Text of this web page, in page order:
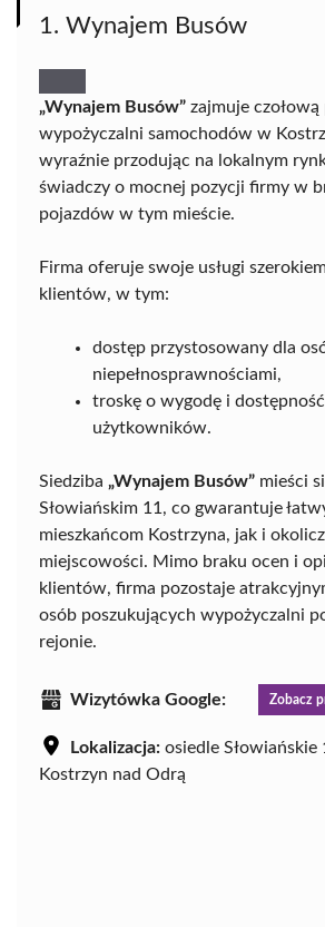
1. Wynajem Busów
„Wynajem Busów” zajmuje
wypożyczalni samochodów w
wyraźnie przodując na lokalnym
świadczy o mocnej pozycji firmy w
pojazdów w tym mieście.
Firma oferuje swoje usługi
klientów, w tym:
dostęp przystosowany dla
niepełnosprawnościami,
troskę o wygodę i
użytkowników.
Siedziba „Wynajem Busów” mieści
Słowiańskim 11, co gwarantuje
mieszkańcom Kostrzyna, jak i
miejscowości. Mimo braku ocen i
klientów, firma pozostaje
osób poszukujących wypożyczalni
rejonie.
Wizytówka Google: Zobacz
Lokalizacja: osiedle
Kostrzyn nad Odrą